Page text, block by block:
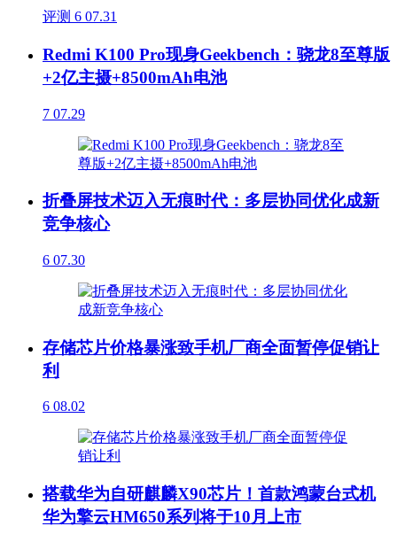
评测 6 07.31
Redmi K100 Pro现身Geekbench：骁龙8至尊版
+2亿主摄+8500mAh电池
7 07.29
折叠屏技术迈入无痕时代：多层协同优化成新
竞争核心
6 07.30
存储芯片价格暴涨致手机厂商全面暂停促销让
利
6 08.02
搭载华为自研麒麟X90芯片！首款鸿蒙台式机
华为擎云HM650系列将于10月上市